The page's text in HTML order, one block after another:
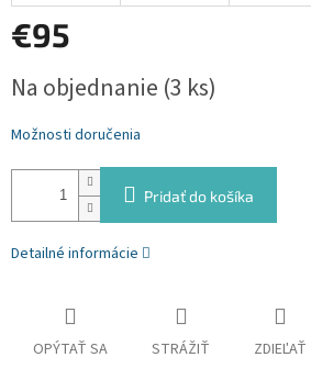
€95
cena:
Na objednanie (3 ks)
Možnosti doručenia
Pridať do košíka
Detailné informácie
OPÝTAŤ SA STRÁŽIŤ ZDIEĽAŤ